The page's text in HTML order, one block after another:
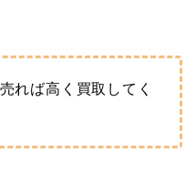
れば高く買取してく